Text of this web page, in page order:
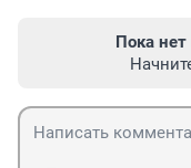
Пока